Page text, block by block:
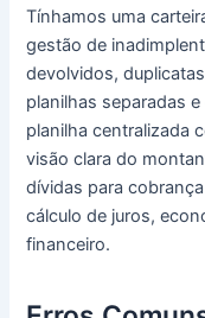
Tínhamos uma
gestão de
devolvidos,
planilhas separadas
planilha centralizada
visão clara do
dívidas para
cálculo de juros,
financeiro.